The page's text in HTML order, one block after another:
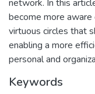
network. In this
become more
virtuous circles that
enabling a more
personal and
Keywords